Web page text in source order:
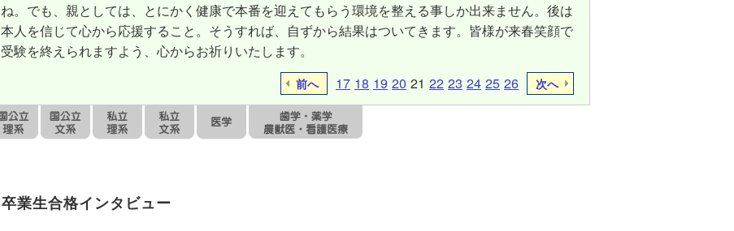
ね。でも、親としては、とにかく健康で本番を迎えてもらう環境を整える事しか出来ません。後は
本人を信じて心から応援すること。そうすれば、自ずから結果はついてきます。皆様が来春笑顔で
受験を終えられますよう、心からお祈りいたします。
前へ 17 18 19 20 21 22 23 24 25 26 次へ
卒業生合格インタビュー